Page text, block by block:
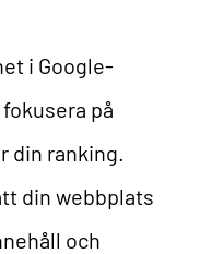
i Google-
på
din ranking.
din webbplats
och